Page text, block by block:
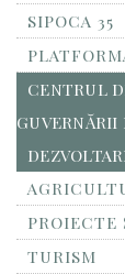
SIPOCA 35
CENTRUL
GUVERNĂRII
TURISM